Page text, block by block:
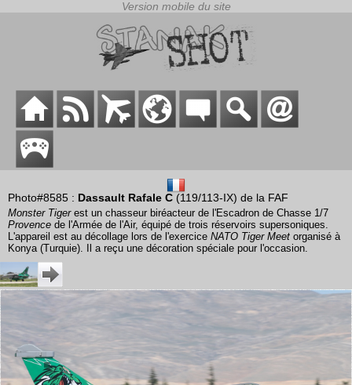
Photo#8585 : Dassault Rafale C (119/113-IX) de la FAF
Monster Tigerest un chasseur biréacteur de l'Escadron de Chasse 1/7
Provence de l'Armée de l'Air, équipé de trois réservoirs supersoniques.
L'appareil est au décollage lors de l'exercice NATO Tiger Meet organisé à
Konya (Turquie). Il a reçu une décoration spéciale pour l'occasion.